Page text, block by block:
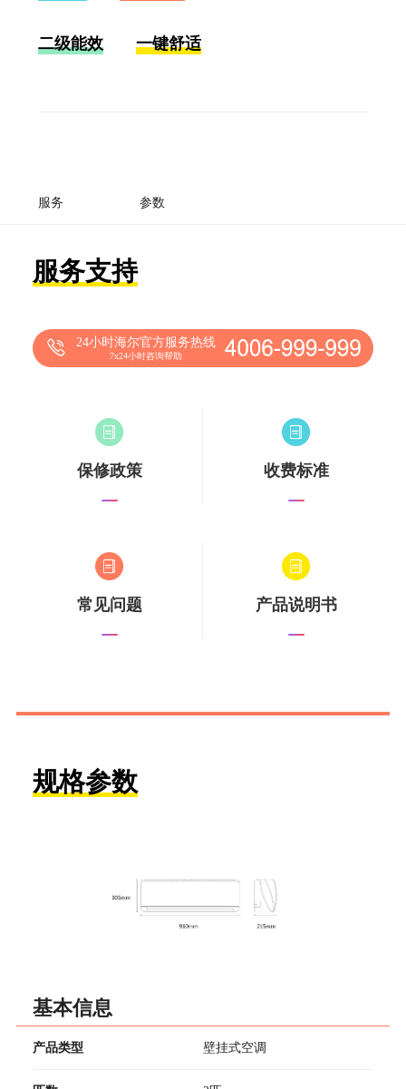
二级能效 一键舒适
服务 参数
服务支持
24小时海尔官方服务热线
7x24小时咨询帮助
保修政策 收费标准
常见问题 产品说明书
规格参数
基本信息
产品类型 壁挂式空调